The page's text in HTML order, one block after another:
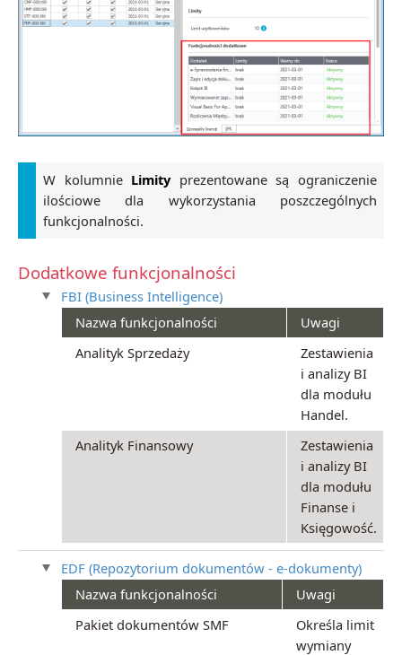
W kolumnie Limityprezentowane są ograniczenie
ilościowe dla wykorzystania poszczególnych
funkcjonalności.
Dodatkowe funkcjonalności
FBI (Business Intelligence)
Nazwa funkcjonalności
Uwagi
Analityk Sprzedaży
Zestawienia
i analizy BI
dla modułu
Handel.
Analityk Finansowy
Zestawienia
i analizy BI
dla modułu
Finanse i
Księgowość.
EDF (Repozytorium dokumentów - e-dokumenty)
Nazwa funkcjonalności
Uwagi
Pakiet dokumentów SMF
Określa limit
wymiany